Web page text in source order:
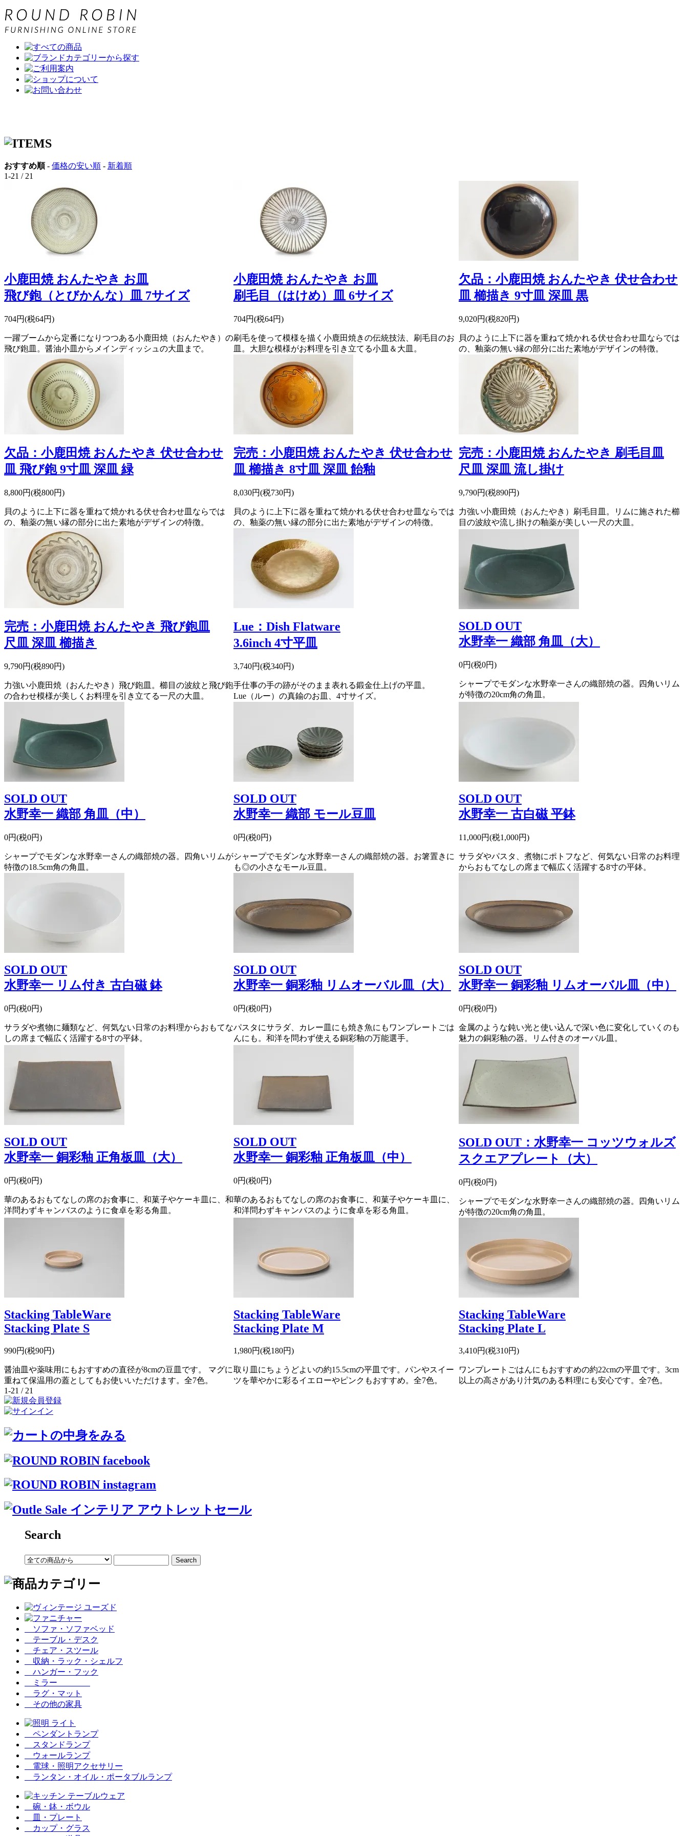
おすすめ順- 価格の安い順 - 新着順
1-21 / 21
小鹿田焼 おんたやき お皿
飛び鉋（とびかんな）皿 7サイズ
704円(税64円)
一躍ブームから定番になりつつある小鹿田焼（おんたやき）の
飛び鉋皿。醤油小皿からメインディッシュの大皿まで。
小鹿田焼 おんたやき お皿
刷毛目（はけめ）皿 6サイズ
704円(税64円)
刷毛を使って模様を描く小鹿田焼きの伝統技法、刷毛目のお
皿。大胆な模様がお料理を引き立てる小皿＆大皿。
欠品：小鹿田焼 おんたやき 伏せ合わせ
皿 櫛描き 9寸皿 深皿 黒
9,020円(税820円)
貝のように上下に器を重ねて焼かれる伏せ合わせ皿ならでは
の、釉薬の無い縁の部分に出た素地がデザインの特徴。
欠品：小鹿田焼 おんたやき 伏せ合わせ
皿 飛び鉋 9寸皿 深皿 緑
8,800円(税800円)
貝のように上下に器を重ねて焼かれる伏せ合わせ皿ならでは
の、釉薬の無い縁の部分に出た素地がデザインの特徴。
完売：小鹿田焼 おんたやき 伏せ合わせ
皿 櫛描き 8寸皿 深皿 飴釉
8,030円(税730円)
貝のように上下に器を重ねて焼かれる伏せ合わせ皿ならでは
の、釉薬の無い縁の部分に出た素地がデザインの特徴。
完売：小鹿田焼 おんたやき 刷毛目皿
尺皿 深皿 流し掛け
9,790円(税890円)
力強い小鹿田焼（おんたやき）刷毛目皿。リムに施された櫛
目の波紋や流し掛けの釉薬が美しい一尺の大皿。
完売：小鹿田焼 おんたやき 飛び鉋皿
尺皿 深皿 櫛描き
9,790円(税890円)
力強い小鹿田焼（おんたやき）飛び鉋皿。櫛目の波紋と飛び鉋
の合わせ模様が美しくお料理を引き立てる一尺の大皿。
Lue：Dish Flatware
3.6inch 4寸平皿
3,740円(税340円)
手仕事の手の跡がそのまま表れる鍛金仕上げの平皿。
Lue（ルー）の真鍮のお皿、4寸サイズ。
SOLD OUT
水野幸一 織部 角皿（大）
0円(税0円)
シャープでモダンな水野幸一さんの織部焼の器。四角いリム
が特徴の20cm角の角皿。
SOLD OUT
水野幸一 織部 角皿（中）
0円(税0円)
シャープでモダンな水野幸一さんの織部焼の器。四角いリムが
特徴の18.5cm角の角皿。
SOLD OUT
水野幸一 織部 モール豆皿
0円(税0円)
シャープでモダンな水野幸一さんの織部焼の器。お箸置きに
も◎の小さなモール豆皿。
SOLD OUT
水野幸一 古白磁 平鉢
11,000円(税1,000円)
サラダやパスタ、煮物にポトフなど、何気ない日常のお料理
からおもてなしの席まで幅広く活躍する8寸の平鉢。
SOLD OUT
水野幸一 リム付き 古白磁 鉢
0円(税0円)
サラダや煮物に麺類など、何気ない日常のお料理からおもてな
しの席まで幅広く活躍する8寸の平鉢。
SOLD OUT
水野幸一 銅彩釉 リムオーバル皿（大）
0円(税0円)
パスタにサラダ、カレー皿にも焼き魚にもワンプレートごは
んにも。和洋を問わず使える銅彩釉の万能選手。
SOLD OUT
水野幸一 銅彩釉 リムオーバル皿（中）
0円(税0円)
金属のような鈍い光と使い込んで深い色に変化していくのも
魅力の銅彩釉の器。リム付きのオーバル皿。
SOLD OUT
水野幸一 銅彩釉 正角板皿（大）
0円(税0円)
華のあるおもてなしの席のお食事に、和菓子やケーキ皿に、和
洋問わずキャンバスのように食卓を彩る角皿。
SOLD OUT
水野幸一 銅彩釉 正角板皿（中）
0円(税0円)
華のあるおもてなしの席のお食事に、和菓子やケーキ皿に、
和洋問わずキャンバスのように食卓を彩る角皿。
SOLD OUT：水野幸一 コッツウォルズ
スクエアプレート（大）
0円(税0円)
シャープでモダンな水野幸一さんの織部焼の器。四角いリム
が特徴の20cm角の角皿。
Stacking TableWare
Stacking Plate S
990円(税90円)
醤油皿や薬味用にもおすすめの直径が8cmの豆皿です。 マグに
重ねて保温用の蓋としてもお使いいただけます。全7色。
Stacking TableWare
Stacking Plate M
1,980円(税180円)
取り皿にちょうどよいの約15.5cmの平皿です。パンやスイー
ツを華やかに彩るイエローやピンクもおすすめ。全7色。
Stacking TableWare
Stacking Plate L
3,410円(税310円)
ワンプレートごはんにもおすすめの約22cmの平皿です。3cm
以上の高さがあり汁気のある料理にも安心です。全7色。
1-21 / 21
Search
ソファ・ソファベッド
テーブル・デスク
チェア・スツール
収納・ラック・シェルフ
ハンガー・フック
ミラー
ラグ・マット
その他の家具
ペンダントランプ
スタンドランプ
ウォールランプ
電球・照明アクセサリー
ランタン・オイル・ポータブルランプ
碗・鉢・ボウル
皿・プレート
カップ・グラス